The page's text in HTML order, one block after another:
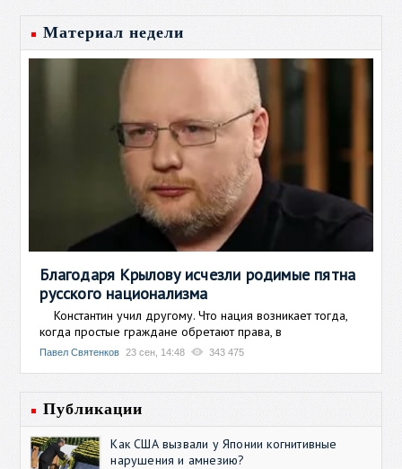
Материал недели
Благодаря Крылову исчезли родимые пятна
русского национализма
Константин учил другому. Что нация возникает тогда,
когда простые граждане обретают права, в
Павел Святенков 23 сен, 14:48 343 475
Публикации
Как США вызвали у Японии когнитивные
нарушения и амнезию?